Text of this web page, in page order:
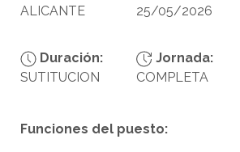
ALICANTE
25/05/2026
Duración:
SUTITUCION
Jornada:
COMPLETA
Funciones del puesto: